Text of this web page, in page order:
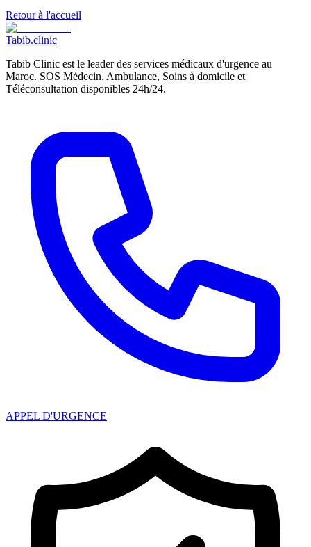
Retour à l'accueil
Tabib.clinic
Tabib Clinic est le leader des services médicaux d'urgence au
Maroc. SOS Médecin, Ambulance, Soins à domicile et
Téléconsultation disponibles 24h/24.
APPEL D'URGENCE